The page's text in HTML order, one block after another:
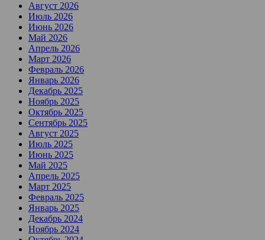
Август 2026
Июль 2026
Июнь 2026
Май 2026
Апрель 2026
Март 2026
Февраль 2026
Январь 2026
Декабрь 2025
Ноябрь 2025
Октябрь 2025
Сентябрь 2025
Август 2025
Июль 2025
Июнь 2025
Май 2025
Апрель 2025
Март 2025
Февраль 2025
Январь 2025
Декабрь 2024
Ноябрь 2024